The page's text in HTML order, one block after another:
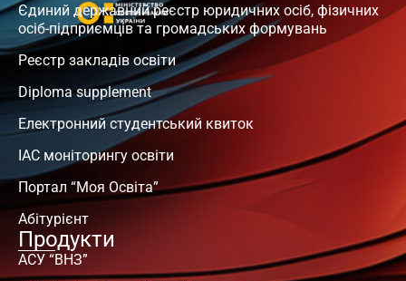
Єдиний державний реєстр юридичних осіб, фізичних
осіб-підприємців та громадських формувань
Реєстр закладів освіти
Diploma supplement
Електронний студентський квиток
ІАС моніторингу освіти
Портал “Моя Освіта”
Абітурієнт
Продукти
АСУ “ВНЗ”